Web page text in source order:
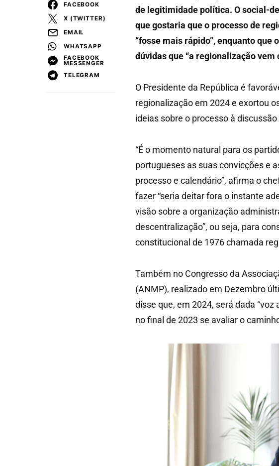
FACEBOOK
X (TWITTER)
EMAIL
WHATSAPP
FACEBOOK
MESSENGER
TELEGRAM
de legitimidade política. O social-
que gostaria que o processo de
“fosse mais rápido”, enquanto
dúvidas que “a regionalização vem
O Presidente da República é
regionalização em 2024 e exortou
ideias sobre o processo à
“É o momento natural para os
portugueses as suas convicções e
processo e calendário”, afirma o
fazer “seria deitar fora o instante
visão sobre a organização
descentralização”, ou seja, para
constitucional de 1976 chamada
Também no Congresso da
(ANMP), realizado em Dezembro
disse que, em 2024, será dada “voz
no final de 2023 se avaliar o